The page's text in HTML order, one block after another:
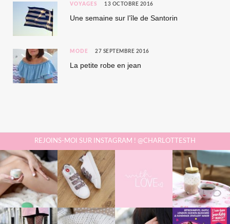
VOYAGES 13 OCTOBRE 2016
Une semaine sur l’île de Santorin
MODE 27 SEPTEMBRE 2016
La petite robe en jean
REJOINS-MOI SUR INSTAGRAM ! @CHARLOTTESTH